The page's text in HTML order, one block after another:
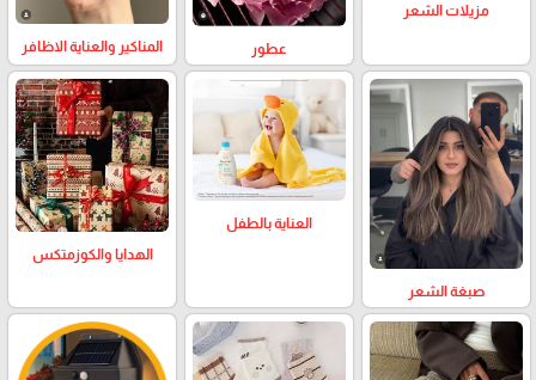
مزيلات الشعر
عطور المناكير والعناية الاظافر
صبغة الشعر
العناية بالطفل
الهدايا والكوزمتكس